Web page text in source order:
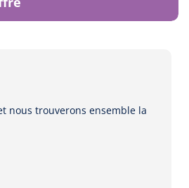
nous trouverons ensemble la